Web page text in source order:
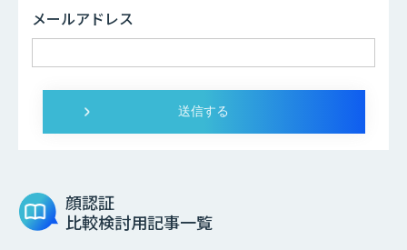
メールアドレス
顔認証
比較検討用記事一覧